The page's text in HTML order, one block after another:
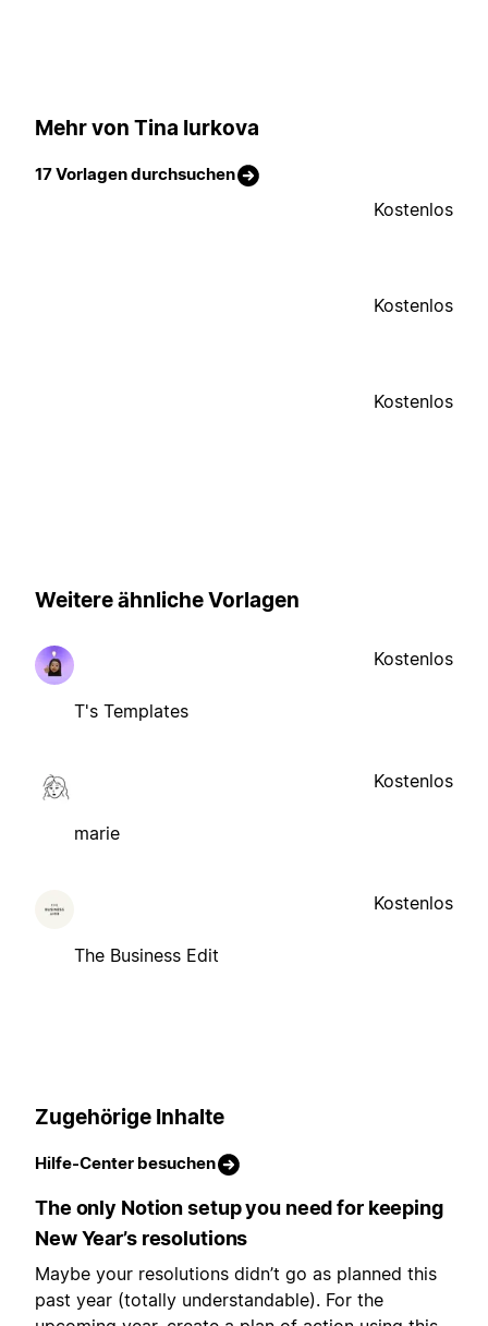
Mehr von Tina Iurkova
17 Vorlagen durchsuchen
Kostenlos
Kostenlos
Kostenlos
Weitere ähnliche Vorlagen
T's Templates
Kostenlos
marie
Kostenlos
The Business Edit
Kostenlos
Zugehörige Inhalte
Hilfe-Center besuchen
The only Notion setup you need for keeping
New Year’s resolutions
Maybe your resolutions didn’t go as planned this
past year (totally understandable). For the